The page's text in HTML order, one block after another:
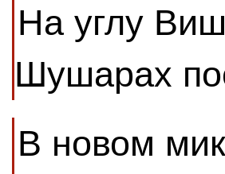
На углу
Шушарах
В новом